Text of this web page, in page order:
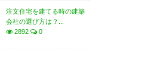
注文住宅を建てる時の建築
会社の選び方は？...
2892
0